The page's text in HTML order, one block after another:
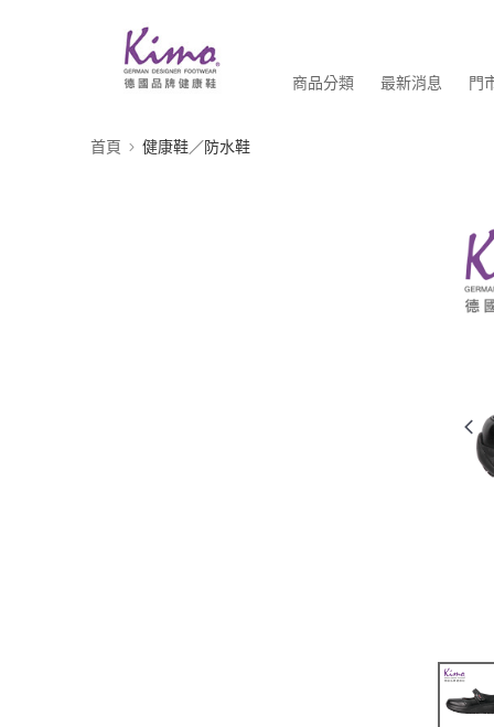
商品分類 最新消息 門
首頁 健康鞋／防水鞋